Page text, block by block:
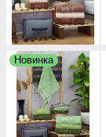
Новинка